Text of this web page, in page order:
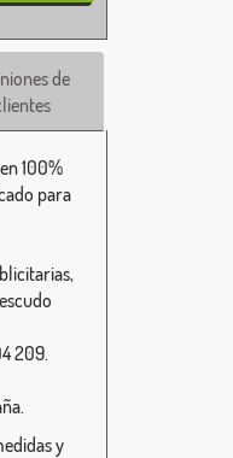
de
100%
para
209.
y